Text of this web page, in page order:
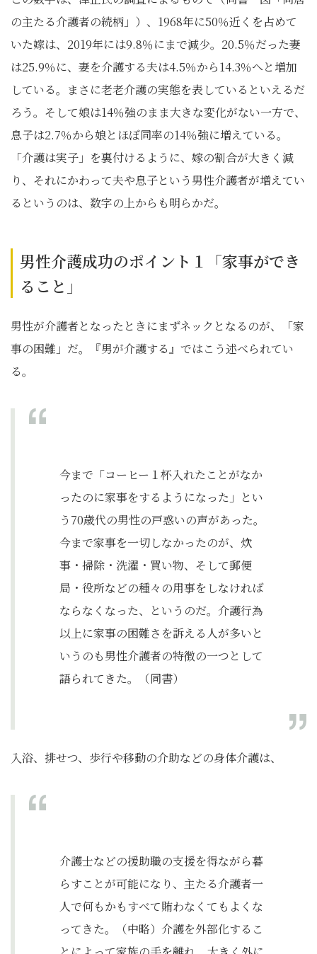
の主たる介護者の続柄」）、1968年に50％近くを占めて
いた嫁は、2019年には9.8％にまで減少。20.5％だった妻
は25.9％に、妻を介護する夫は4.5％から14.3％へと増加
している。まさに老老介護の実態を表しているといえるだ
ろう。そして娘は14％強のまま大きな変化がない一方で、
息子は2.7％から娘とほぼ同率の14％強に増えている。
「介護は実子」を裏付けるように、嫁の割合が大きく減
り、それにかわって夫や息子という男性介護者が増えてい
るというのは、数字の上からも明らかだ。
男性介護成功のポイント１「家事ができ
ること」
男性が介護者となったときにまずネックとなるのが、「家
事の困難」だ。『男が介護する』ではこう述べられてい
る。
今まで「コーヒー１杯入れたことがなか
ったのに家事をするようになった」とい
う70歳代の男性の戸惑いの声があった。
今まで家事を一切しなかったのが、炊
事・掃除・洗濯・買い物、そして郵便
局・役所などの種々の用事をしなければ
ならなくなった、というのだ。介護行為
以上に家事の困難さを訴える人が多いと
いうのも男性介護者の特徴の一つとして
語られてきた。（同書）
入浴、排せつ、歩行や移動の介助などの身体介護は、
介護士などの援助職の支援を得ながら暮
らすことが可能になり、主たる介護者一
人で何もかもすべて賄わなくてもよくな
ってきた。（中略）介護を外部化するこ